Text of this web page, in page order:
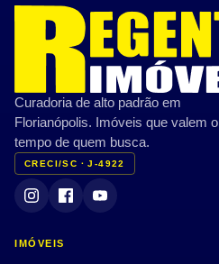
Curadoria de alto padrão em
Florianópolis. Imóveis que valem o
tempo de quem busca.
CRECI/SC · J-4922
IMÓVEIS